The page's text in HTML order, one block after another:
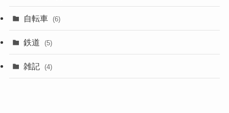
自転車 (6)
鉄道 (5)
雑記 (4)